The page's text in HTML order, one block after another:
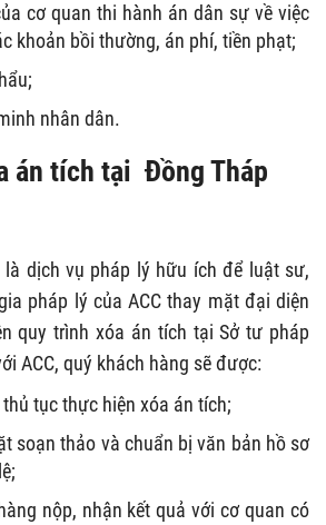
cơ quan thi hành án dân sự về việc
khoản bồi thường, án phí, tiền phạt;
nhân dân.
án tích tại Đồng Tháp
là dịch vụ pháp lý hữu ích để luật sư,
pháp lý của ACC thay mặt đại diện
quy trình xóa án tích tại Sở tư pháp
ACC, quý khách hàng sẽ được:
tục thực hiện xóa án tích;
soạn thảo và chuẩn bị văn bản hồ sơ
nộp, nhận kết quả với cơ quan có